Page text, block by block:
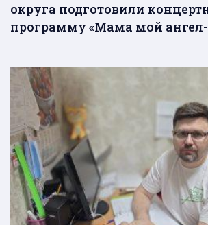
округа подготовили
программу «Мама мой ангел-